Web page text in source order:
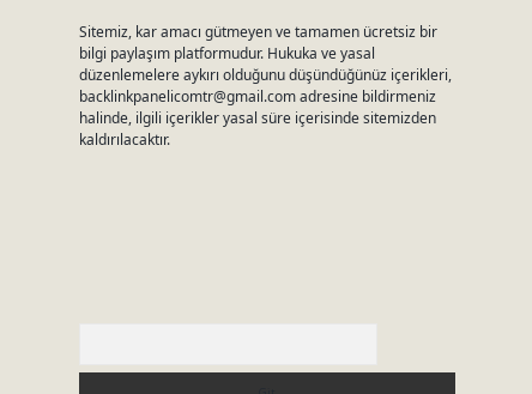
Sitemiz, kar amacı gütmeyen ve tamamen ücretsiz bir
bilgi paylaşım platformudur. Hukuka ve yasal
düzenlemelere aykırı olduğunu düşündüğünüz içerikleri,
backlinkpanelicomtr@gmail.comadresine bildirmeniz
halinde, ilgili içerikler yasal süre içerisinde sitemizden
kaldırılacaktır.